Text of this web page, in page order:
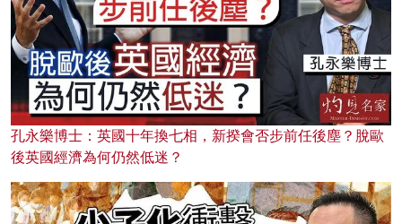
孔永樂博士：英國十年換七相，新揆會否步前任後塵？脫歐
後英國經濟為何仍然低迷？